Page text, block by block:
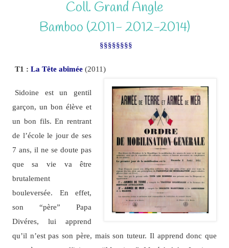
Coll. Grand Angle
Bamboo (2011- 2012-2014)
§§§§§§§§
T1 : La Tête abîmée(2011)
Sidoine est un gentil
garçon, un bon élève et
un bon fils. En rentrant
de l’école le jour de ses
7 ans, il ne se doute pas
que sa vie va être
brutalement
bouleversée. En effet,
son “père” Papa
Divéres, lui apprend
qu’il n’est pas son père, mais son tuteur. Il apprend donc que